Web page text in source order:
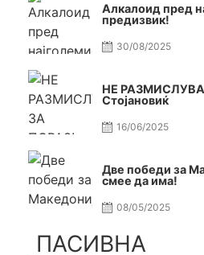
Алкалоид пред
предизвик!
30/08/2025
НЕ
Стојановиќ
16/06/2025
Две победи за
смее да има!
08/05/2025
ПАСИВНА